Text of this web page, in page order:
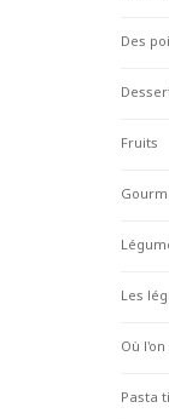
Des
Fruits
Les
Où
Pasta